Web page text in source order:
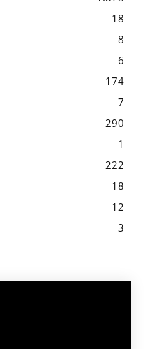
18
8
6
174
7
290
1
222
18
12
3